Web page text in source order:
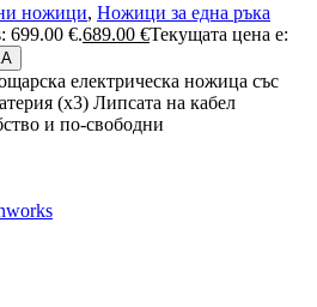
ножици, Ножици за една ръка
699.00 €.689.00 €Текущата цена е:
електрическа ножица със
(х3) Липсата на кабел
и по-свободни